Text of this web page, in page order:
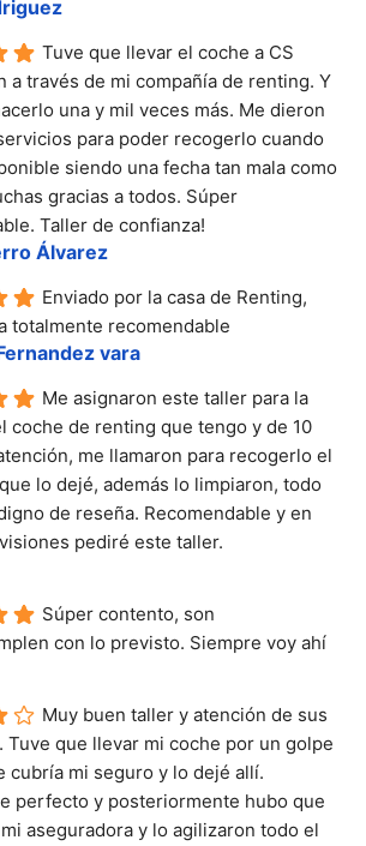
Tuve que llevar el coche a CS
a través de mi compañía de renting. Y
una y mil veces más. Me dieron
para poder recogerlo cuando
siendo una fecha tan mala como
gracias a todos. Súper
Taller de confianza!
Álvarez
Enviado por la casa de Renting,
totalmente recomendable
vara
Me asignaron este taller para la
coche de renting que tengo y de 10
me llamaron para recogerlo el
lo dejé, además lo limpiaron, todo
de reseña. Recomendable y en
pediré este taller.
Súper contento, son
con lo previsto. Siempre voy ahí
Muy buen taller y atención de sus
Tuve que llevar mi coche por un golpe
cubría mi seguro y lo dejé allí.
perfecto y posteriormente hubo que
aseguradora y lo agilizaron todo el